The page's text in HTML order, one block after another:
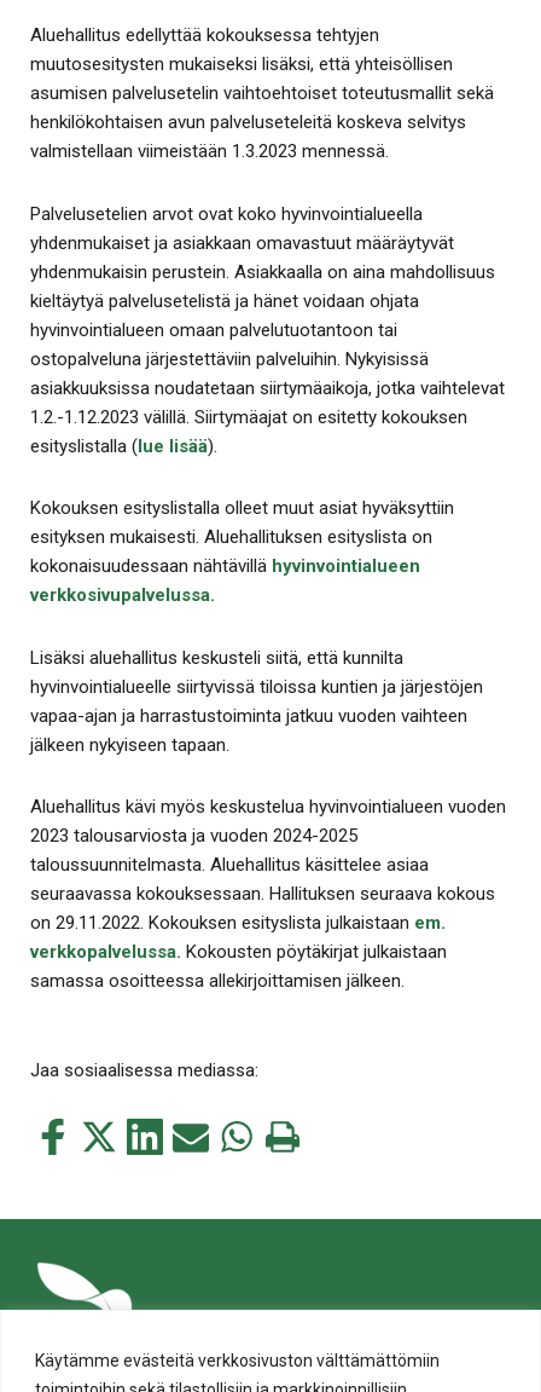
Käytämme evästeitä verkkosivuston välttämättömiin
Aluehallitus edellyttää kokouksessa tehtyjen
muutosesitysten mukaiseksi lisäksi, että yhteisöllisen
asumisen palvelusetelin vaihtoehtoiset toteutusmallit sekä
henkilökohtaisen avun palveluseteleitä koskeva selvitys
valmistellaan viimeistään 1.3.2023 mennessä.
Palvelusetelien arvot ovat koko hyvinvointialueella
yhdenmukaiset ja asiakkaan omavastuut määräytyvät
yhdenmukaisin perustein. Asiakkaalla on aina mahdollisuus
kieltäytyä palvelusetelistä ja hänet voidaan ohjata
hyvinvointialueen omaan palvelutuotantoon tai
ostopalveluna järjestettäviin palveluihin. Nykyisissä
asiakkuuksissa noudatetaan siirtymäaikoja, jotka vaihtelevat
1.2.-1.12.2023 välillä. Siirtymäajat on esitetty kokouksen
esityslistalla (lue lisää).
Kokouksen esityslistalla olleet muut asiat hyväksyttiin
esityksen mukaisesti. Aluehallituksen esityslista on
kokonaisuudessaan nähtävillä hyvinvointialueen
verkkosivupalvelussa.
Lisäksi aluehallitus keskusteli siitä, että kunnilta
hyvinvointialueelle siirtyvissä tiloissa kuntien ja järjestöjen
vapaa-ajan ja harrastustoiminta jatkuu vuoden vaihteen
jälkeen nykyiseen tapaan.
Aluehallitus kävi myös keskustelua hyvinvointialueen vuoden
2023 talousarviosta ja vuoden 2024-2025
taloussuunnitelmasta. Aluehallitus käsittelee asiaa
seuraavassa kokouksessaan. Hallituksen seuraava kokous
on 29.11.2022. Kokouksen esityslista julkaistaan em.
verkkopalvelussa. Kokousten pöytäkirjat julkaistaan
samassa osoitteessa allekirjoittamisen jälkeen.
Jaa sosiaalisessa mediassa:
Jaa
Jaa
Jaa Jaa Jaa Tulosta